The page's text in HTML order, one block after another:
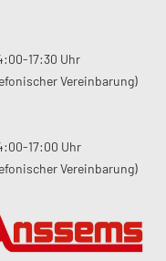
17:30 Uhr
Vereinbarung)
17:00 Uhr
Vereinbarung)